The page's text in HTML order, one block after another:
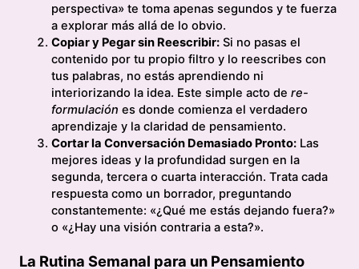
perspectiva» te toma apenas segundos y te fuerza
a explorar más allá de lo obvio.
Copiar y Pegar sin Reescribir: Si no pasas el
contenido por tu propio filtro y lo reescribes con
tus palabras, no estás aprendiendo ni
interiorizando la idea. Este simple acto de re-
formulación es donde comienza el verdadero
aprendizaje y la claridad de pensamiento.
Cortar la Conversación Demasiado Pronto: Las
mejores ideas y la profundidad surgen en la
segunda, tercera o cuarta interacción. Trata cada
respuesta como un borrador, preguntando
constantemente: «¿Qué me estás dejando fuera?»
o «¿Hay una visión contraria a esta?».
La Rutina Semanal para un Pensamiento